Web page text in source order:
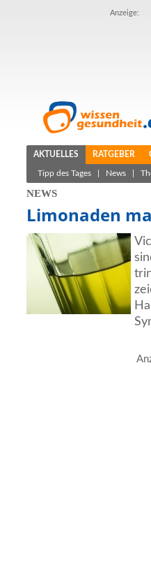
Anzeige:
AKTUELLES RATGEBER
Tipp des Tages News
NEWS
Limonaden